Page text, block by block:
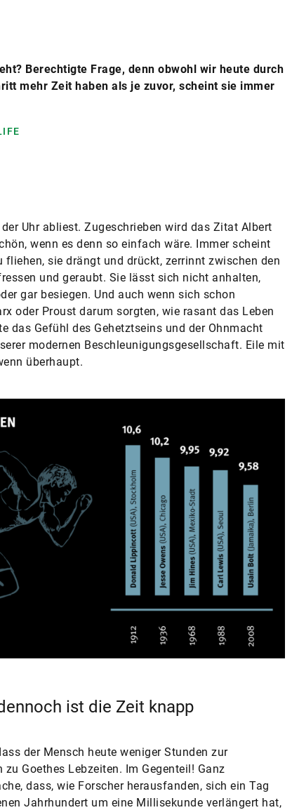
Berechtigte Frage, denn obwohl wir heute durch
mehr Zeit haben als je zuvor, scheint sie immer
Uhr abliest. Zugeschrieben wird das Zitat Albert
wenn es denn so einfach wäre. Immer scheint
sie drängt und drückt, zerrinnt zwischen den
und geraubt. Sie lässt sich nicht anhalten,
gar besiegen. Und auch wenn sich schon
oder Proust darum sorgten, wie rasant das Leben
das Gefühl des Gehetztseins und der Ohnmacht
modernen Beschleunigungsgesellschaft. Eile mit
überhaupt.
ist die Zeit knapp
der Mensch heute weniger Stunden zur
Goethes Lebzeiten. Im Gegenteil! Ganz
dass, wie Forscher herausfanden, sich ein Tag
Jahrhundert um eine Millisekunde verlängert hat,